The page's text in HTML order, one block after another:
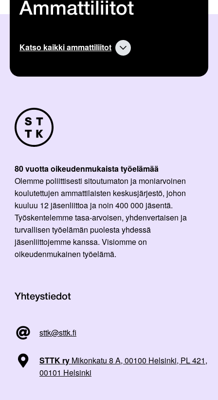
Ammattiliitot
Katso kaikki ammattiliitot
80 vuotta oikeudenmukaista työelämää
Olemme poliittisesti sitoutumaton ja moniarvoinen
koulutettujen ammattilaisten keskusjärjestö, johon
kuuluu 12 jäsenliittoa ja noin 400 000 jäsentä.
Työskentelemme tasa-arvoisen, yhdenvertaisen ja
turvallisen työelämän puolesta yhdessä
jäsenliittojemme kanssa. Visiomme on
oikeudenmukainen työelämä.
Yhteystiedot
sttk@sttk.fi
STTK ry Mikonkatu 8 A, 00100 Helsinki, PL 421,
00101 Helsinki